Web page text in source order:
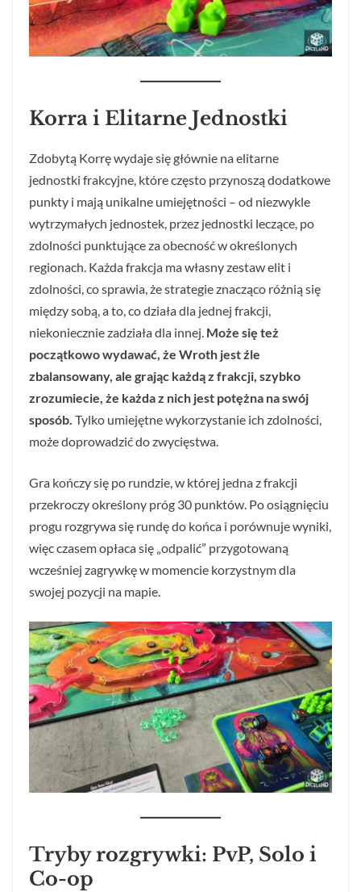
Korra i Elitarne Jednostki
Zdobytą Korrę wydaje się głównie na elitarne
jednostki frakcyjne, które często przynoszą dodatkowe
punkty i mają unikalne umiejętności – od niezwykle
wytrzymałych jednostek, przez jednostki leczące, po
zdolności punktujące za obecność w określonych
regionach. Każda frakcja ma własny zestaw elit i
zdolności, co sprawia, że strategie znacząco różnią się
między sobą, a to, co działa dla jednej frakcji,
niekoniecznie zadziała dla innej. Może się też
początkowo wydawać, że Wroth jest źle
zbalansowany, ale grając każdą z frakcji, szybko
zrozumiecie, że każda z nich jest potężna na swój
sposób. Tylko umiejętne wykorzystanie ich zdolności,
może doprowadzić do zwycięstwa.
Gra kończy się po rundzie, w której jedna z frakcji
przekroczy określony próg 30 punktów. Po osiągnięciu
progu rozgrywa się rundę do końca i porównuje wyniki,
więc czasem opłaca się „odpalić” przygotowaną
wcześniej zagrywkę w momencie korzystnym dla
swojej pozycji na mapie.
Tryby rozgrywki: PvP, Solo i
Co-op